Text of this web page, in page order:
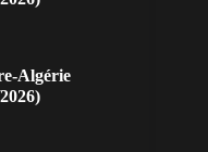
Algérie